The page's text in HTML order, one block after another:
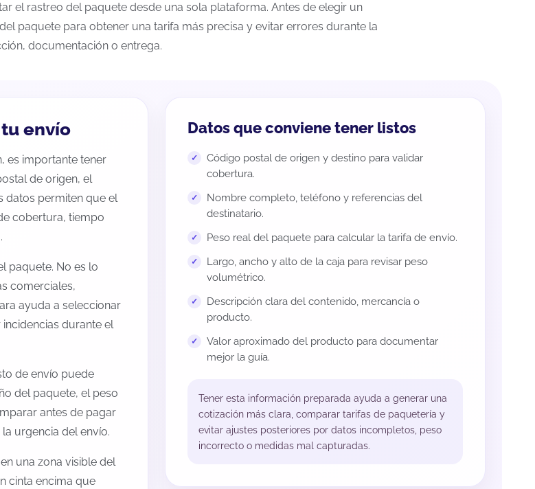
el rastreo del paquete desde una sola plataforma. Antes de elegir un
paquete para obtener una tarifa más precisa y evitar errores durante la
documentación o entrega.
envío
es importante tener
de origen, el
datos permiten que el
cobertura, tiempo
paquete. No es lo
comerciales,
ayuda a seleccionar
durante el
de envío puede
del paquete, el peso
antes de pagar
urgencia del envío.
una zona visible del
cinta encima que
Datos que conviene tener listos
Código postal de origen y destino para validar
cobertura.
Nombre completo, teléfono y referencias del
destinatario.
Peso real del paquete para calcular la tarifa de envío.
Largo, ancho y alto de la caja para revisar peso
volumétrico.
Descripción clara del contenido, mercancía o
producto.
Valor aproximado del producto para documentar
mejor la guía.
Tener esta información preparada ayuda a generar una
cotización más clara, comparar tarifas de paquetería y
evitar ajustes posteriores por datos incompletos, peso
incorrecto o medidas mal capturadas.